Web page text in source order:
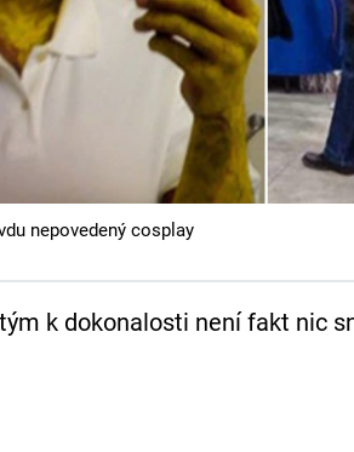
nepovedený cosplay
k dokonalosti není fakt nic